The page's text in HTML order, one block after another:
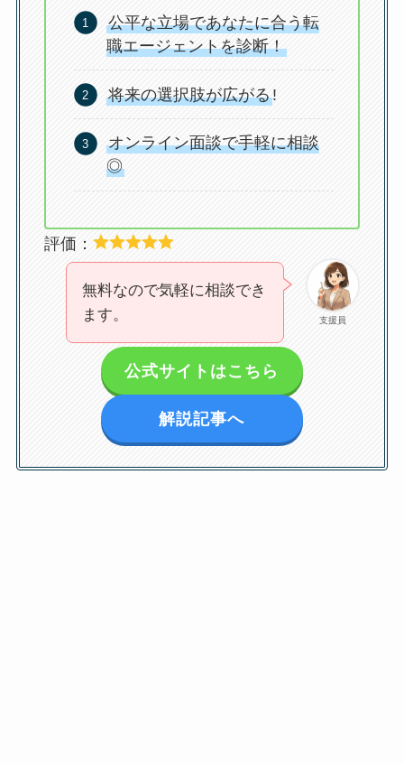
公平な立場であなたに合う転
職エージェントを診断！
将来の選択肢が広がる!
オンライン面談で手軽に相談
◎
評価：
支援員
無料なので気軽に相談でき
ます。
公式サイトはこちら
解説記事へ